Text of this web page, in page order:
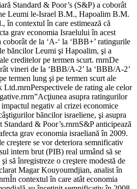
Standard & Poor’s (S&P) a coborât
Leumi le-Israel B.M., Hapoalim B.M.
în contextul în care estimează că
grav economia Israelului în acest
de la ‘A-‘ la ‘BBB+’ ratingurile
băncilor Leumi şi Hapoalim, şi a
creditelor pe termen scurt. rnrnDe
vineri de la ‘BBB/A-2’ la ‘BBB/A-2’
termen lung şi pe termen scurt ale
de rating ale celor
asupra ratingurilor
negativ al crizei economice
băncilor israeliene, şi asupra
& Poor’s.rnrnS&P anticipează
grav economia israeliană în 2009.
creştere se vor deteriora semnificativ
intern brut (PIB) real urmând să se
să înregistreze o creştere modestă de
Magar Kouyoumdjian, analist în
contextul în care atât economia